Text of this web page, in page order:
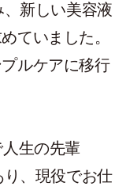
新しい美容液
ていました。
ルケアに移行
生の先輩
り、現役でお仕